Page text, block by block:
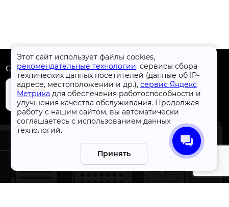
Этот сайт использует файлы cookies,
рекомендательные технологии, сервисы сбора
технических данных посетителей (данные об IP-
адресе, местоположении и др.), сервис Яндекс
Метрика для обеспечения работоспособности и
улучшения качества обслуживания. Продолжая
работу с нашим сайтом, вы автоматически
соглашаетесь с использованием данных
технологий.
Принять
Скачать приложение
+7 (4832) 31-77-77